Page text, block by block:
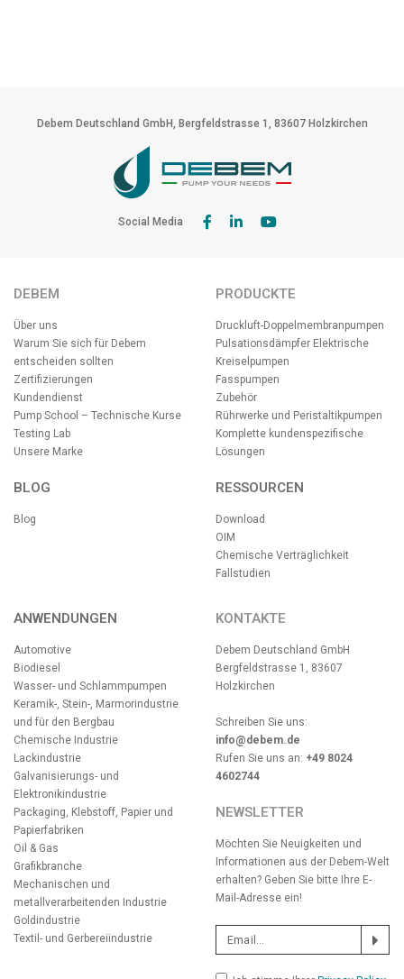
Debem Deutschland GmbH, Bergfeldstrasse 1, 83607 Holzkirchen
Social Media
DEBEM
Über uns
Warum Sie sich für Debem
entscheiden sollten
Zertifizierungen
Kundendienst
Pump School – Technische Kurse
Testing Lab
Unsere Marke
BLOG
Blog
PRODUCKTE
Druckluft-Doppelmembranpumpen
Pulsationsdämpfer Elektrische
Kreiselpumpen
Fasspumpen
Zubehör
Rührwerke und Peristaltikpumpen
Komplette kundenspezifische
Lösungen
RESSOURCEN
Download
OIM
Chemische Verträglichkeit
Fallstudien
ANWENDUNGEN
Automotive
Biodiesel
Wasser- und Schlammpumpen
Keramik-, Stein-, Marmorindustrie
und für den Bergbau
Chemische Industrie
Lackindustrie
Galvanisierungs- und
Elektronikindustrie
Packaging, Klebstoff, Papier und
Papierfabriken
Oil & Gas
Grafikbranche
Mechanischen und
metallverarbeitenden Industrie
Goldindustrie
Textil- und Gerbereiindustrie
KONTAKTE
Debem Deutschland GmbH
Bergfeldstrasse 1, 83607
Holzkirchen
Schreiben Sie uns:
info@debem.de
Rufen Sie uns an: +49 8024
4602744
NEWSLETTER
Möchten Sie Neuigkeiten und
Informationen aus der Debem-Welt
erhalten? Geben Sie bitte Ihre E-
Mail-Adresse ein!